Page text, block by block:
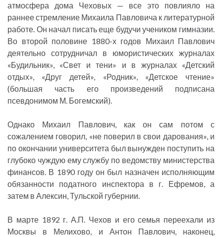
атмосфера дома Чеховых — все это повлияло на
раннее стремление Михаила Павловича к литературной
работе. Он начал писать еще будучи учеником гимназии.
Во второй половине 1880-х годов Михаил Павлович
деятельно сотрудничал в юмористических журналах
«Будильник», «Свет и тени» и в журналах «Детский
отдых», «Друг детей», «Родник», «Детское чтение»
(большая часть его произведений подписана
псевдонимом М. Богемский).
Однако Михаил Павлович, как он сам потом с
сожалением говорил, «не поверил в свои дарования», и
по окончании университета был вынужден поступить на
глубоко чуждую ему службу по ведомству министерства
финансов. В 1890 году он был назначен исполняющим
обязанности податного инспектора в г. Ефремов, а
затем в Алексин, Тульской губернии.
В марте 1892 г. А.П. Чехов и его семья переехали из
Москвы в Мелихово, и Антон Павлович, наконец,